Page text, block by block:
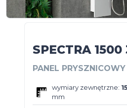
SPECTRA 1500
PANEL
wymiary zewnętrzne:
mm